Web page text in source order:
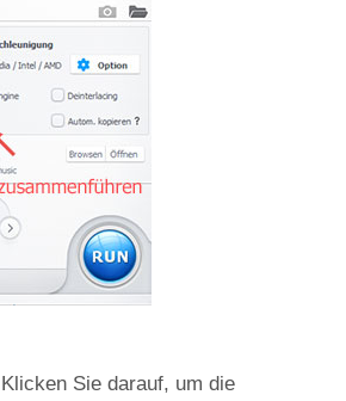
Sie darauf, um die